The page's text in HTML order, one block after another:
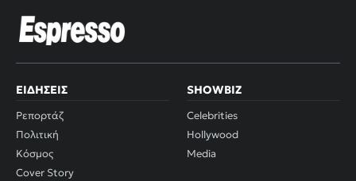
ΕΙΔΉΣΕΙΣ
Ρεπορτάζ
Πολιτική
Κόσμος
Cover Story
SHOWBIZ
Celebrities
Hollywood
Media